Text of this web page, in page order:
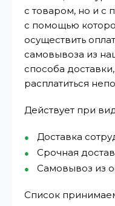
с товаром, но и с
с помощью
осуществить
самовывоза из
способа
расплатиться
Действует при
Доставка
Срочная
Самовывоз из
Список